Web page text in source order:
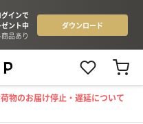
物のお届け停止・遅延について